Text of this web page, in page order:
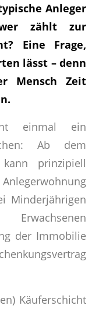
Anleger
wer zählt zur
Eine Frage,
lässt – denn
Mensch Zeit
einmal ein
Ab dem
prinzipiell
Minderjährigen
Erwachsenen
der Immobilie
Käuferschicht